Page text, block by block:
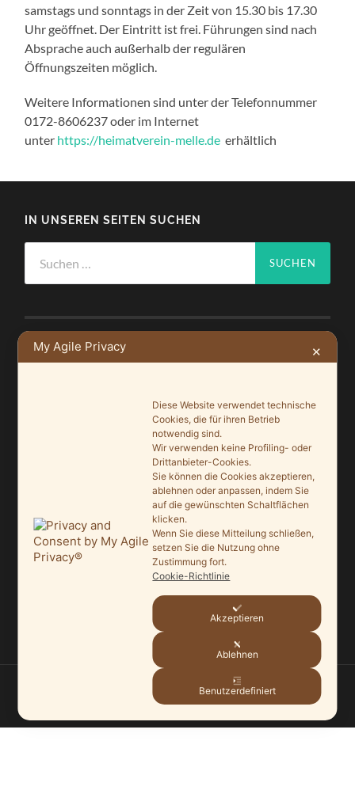
samstags und sonntags in der Zeit von 15.30 bis 17.30
Uhr geöffnet. Der Eintritt ist frei. Führungen sind nach
Absprache auch außerhalb der regulären
Öffnungszeiten möglich.
Weitere Informationen sind unter der Telefonnummer
0172-8606237 oder im Internet
unter https://heimatverein-melle.de erhältlich
IN UNSEREN SEITEN SUCHEN
nach:
NEUSTE BEITRÄGE
Saisonauftakt nach Maß im Grönegau-Museum
Melle punktet beim „Tag des offenen Denkmals“
27. September 2025
Ein Schaufenster der Denkmalpflege
Mit vergrößertem Führungsteam in die Zukunft
HEIMATVEREIN MELLE —HOCH ↑
My Agile Privacy ✕
Diese Website verwendet technische
Cookies, die für ihren Betrieb
notwendig sind.
Wir verwenden keine Profiling- oder
Drittanbieter-Cookies.
Sie können die Cookies akzeptieren,
ablehnen oder anpassen, indem Sie
auf die gewünschten Schaltflächen
klicken.
Wenn Sie diese Mitteilung schließen,
setzen Sie die Nutzung ohne
Zustimmung fort.
Cookie-Richtlinie
Akzeptieren
Ablehnen
Benutzerdefiniert